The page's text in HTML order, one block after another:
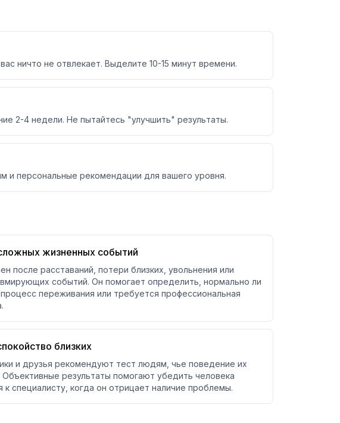
ничто не отвлекает. Выделите 10-15 минут времени.
2-4 недели. Не пытайтесь "улучшить" результаты.
и персональные рекомендации для вашего уровня.
жизненных событий
после расставаний, потери близких, увольнения или
событий. Он помогает определить, нормально ли
переживания или требуется профессиональная
близких
и друзья рекомендуют тест людям, чье поведение их
Объективные результаты помогают убедить человека
к специалисту, когда он отрицает наличие проблемы.